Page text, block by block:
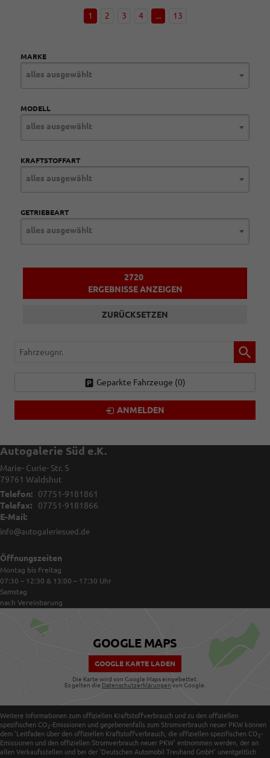
1 2 3 4 ... 13
MARKE
alles ausgewählt
MODELL
alles ausgewählt
KRAFTSTOFFART
alles ausgewählt
GETRIEBEART
alles ausgewählt
2720
ERGEBNISSE ANZEIGEN
ZURÜCKSETZEN
Fahrzeugnr.
Geparkte Fahrzeuge (0)
ANMELDEN
Autogalerie Süd e.K.
Marie- Curie- Str. 5
79761 Waldshut
Telefon:
07751-9181861
Telefax:
07751-9181866
E-Mail:
info@autogaleriesued.de
Öffnungszeiten
Montag bis Freitag
07:30 – 12:30 & 13:00 – 17:30 Uhr
Samstag
nach Vereinbarung
GOOGLE MAPS
GOOGLE KARTE LADEN
Die Karte wird von Google Maps eingebettet.
Es gelten die Datenschutzerklärungen von Google.
Weitere Informationen zum offiziellen Kraftstoffverbrauch und zu den offiziellen
spezifischen CO 2-Emissionen und gegebenenfalls zum Stromverbrauch neuer PKW können
dem 'Leitfaden über den offiziellen Kraftstoffverbrauch, die offiziellen spezifischen CO 2-
Emissionen und den offiziellen Stromverbrauch neuer PKW' entnommen werden, der an
allen Verkaufsstellen und bei der 'Deutschen Automobil Treuhand GmbH' unentgeltlich